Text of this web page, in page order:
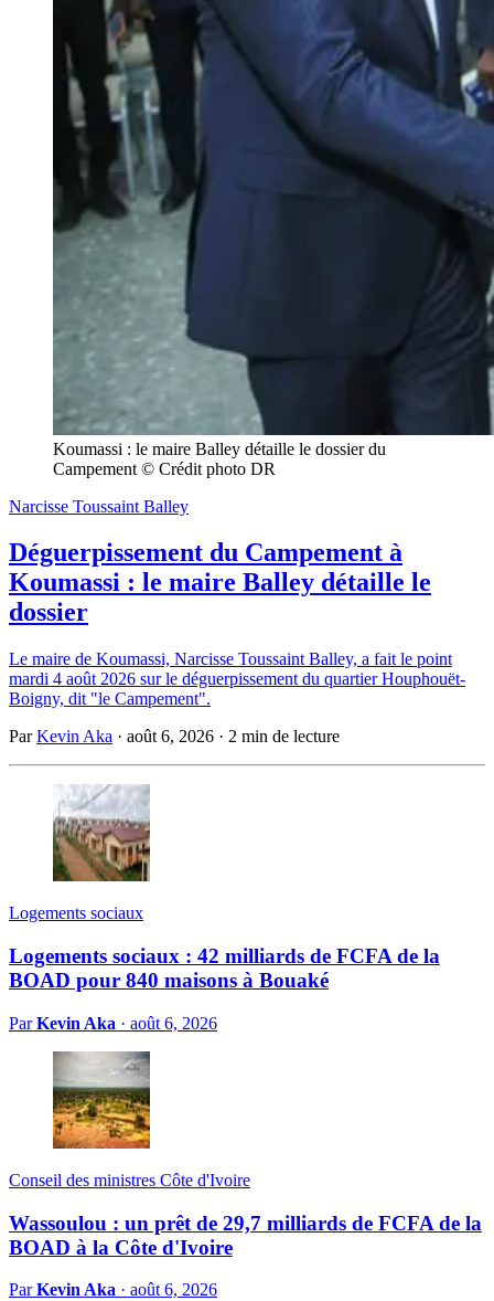
Koumassi : le maire Balley détaille le dossier du
Campement © Crédit photo DR
Narcisse Toussaint Balley
Déguerpissement du Campement à
Koumassi : le maire Balley détaille le
dossier
Le maire de Koumassi, Narcisse Toussaint Balley, a fait le point
mardi 4 août 2026 sur le déguerpissement du quartier Houphouët-
Boigny, dit "le Campement".
ParKevin Aka · août 6, 2026 · 2 min de lecture
Logements sociaux
Logements sociaux : 42 milliards de FCFA de la
BOAD pour 840 maisons à Bouaké
ParKevin Aka · août 6, 2026
Conseil des ministres Côte d'Ivoire
Wassoulou : un prêt de 29,7 milliards de FCFA de la
BOAD à la Côte d'Ivoire
ParKevin Aka · août 6, 2026